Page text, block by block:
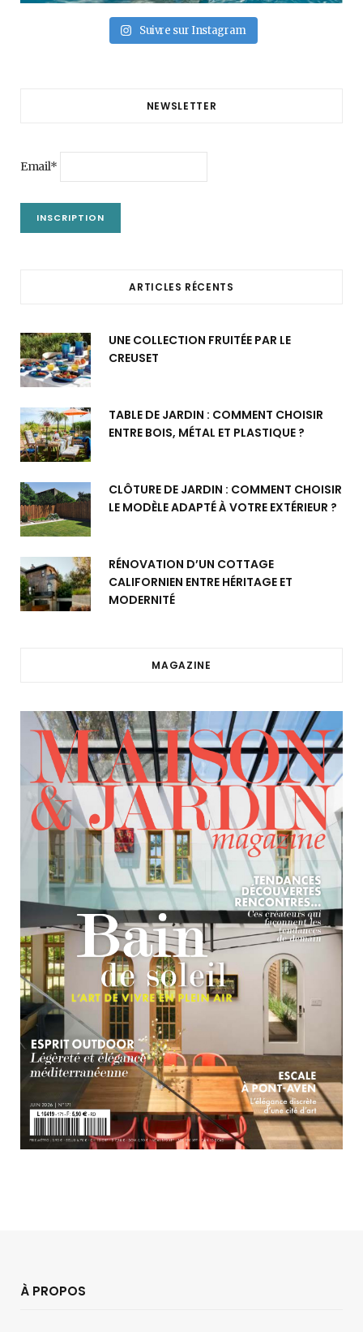
Suivre sur Instagram
NEWSLETTER
Email*
ARTICLES RÉCENTS
UNE COLLECTION FRUITÉE PAR LE
CREUSET
TABLE DE JARDIN : COMMENT CHOISIR
ENTRE BOIS, MÉTAL ET PLASTIQUE ?
CLÔTURE DE JARDIN : COMMENT CHOISIR
LE MODÈLE ADAPTÉ À VOTRE EXTÉRIEUR ?
RÉNOVATION D’UN COTTAGE
CALIFORNIEN ENTRE HÉRITAGE ET
MODERNITÉ
MAGAZINE
À PROPOS